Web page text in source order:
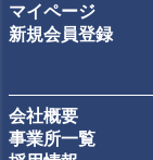
マイページ
新規会員登録
会社概要
事業所一覧